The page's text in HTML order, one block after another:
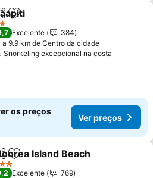
Adicionar aos favoritos
Excelente
384
a 9.9 km de Centro da cidade
Snorkeling excepcional na costa
os preços
Ver preços
Adicionar aos favoritos
Island Beach
Excelente
769